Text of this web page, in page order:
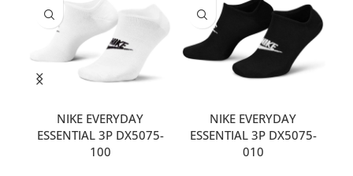
NIKE EVERYDAY
ESSENTIAL 3P DX5075-
100
NIKE EVERYDAY
ESSENTIAL 3P DX5075-
010